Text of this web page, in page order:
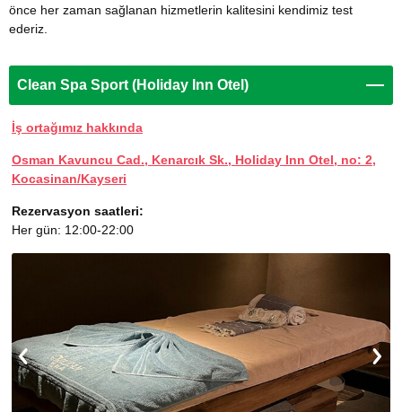
önce her zaman sağlanan hizmetlerin kalitesini kendimiz test
ederiz.
Clean Spa Sport (Holiday Inn Otel)
İş ortağımız hakkında
Osman Kavuncu Cad., Kenarcık Sk., Holiday Inn Otel, no: 2,
Kocasinan/Kayseri
Rezervasyon saatleri:
Her gün: 12:00-22:00